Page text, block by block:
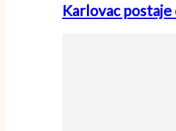
Karlovac